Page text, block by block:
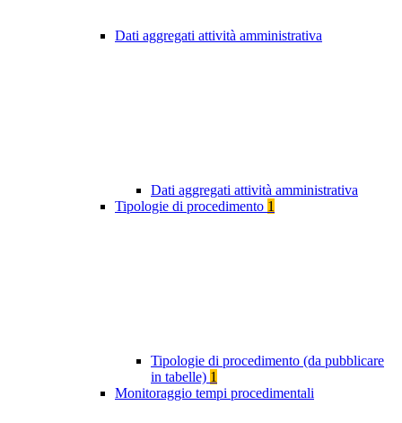
Dati aggregati attività amministrativa
Dati aggregati attività amministrativa
Tipologie di procedimento 1
Tipologie di procedimento (da pubblicare
in tabelle) 1
Monitoraggio tempi procedimentali